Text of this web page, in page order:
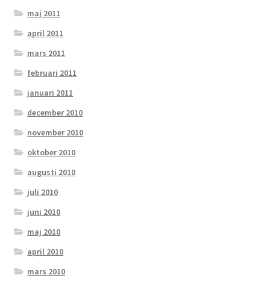
maj 2011
april 2011
mars 2011
februari 2011
januari 2011
december 2010
november 2010
oktober 2010
augusti 2010
juli 2010
juni 2010
maj 2010
april 2010
mars 2010